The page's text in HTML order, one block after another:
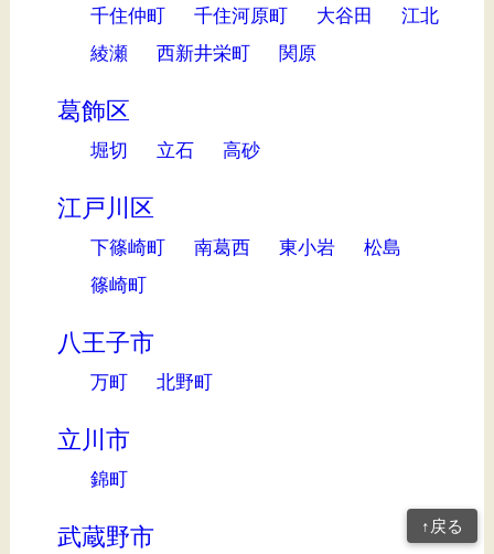
千住仲町 千住河原町 大谷田
江北
綾瀬
西新井栄町 関原
葛飾区
堀切 立石 高砂
江戸川区
下篠崎町 南葛西 東小岩
松島
篠崎町
八王子市
万町 北野町
立川市
錦町
武蔵野市 ↑戻る